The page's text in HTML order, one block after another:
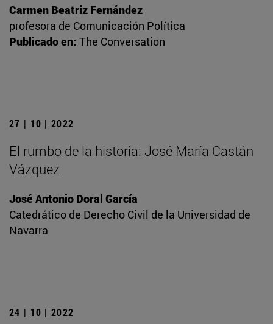
Carmen Beatriz Fernández
profesora de Comunicación Política
Publicado en: The Conversation
27 | 10 | 2022
El rumbo de la historia: José María Castán
Vázquez
José Antonio Doral García
Catedrático de Derecho Civil de la Universidad de
Navarra
24 | 10 | 2022